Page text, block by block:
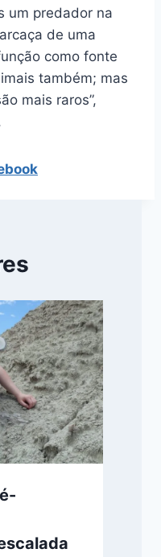
um predador na
de uma
como fonte
também; mas
mais raros”,